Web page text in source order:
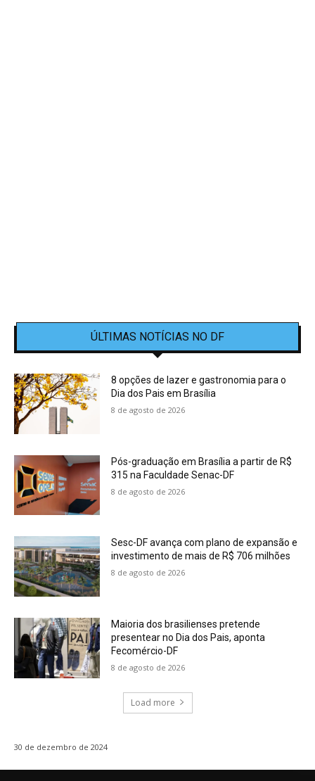
ÚLTIMAS NOTÍCIAS NO DF
8 opções de lazer e gastronomia para o
Dia dos Pais em Brasília
8 de agosto de 2026
Pós-graduação em Brasília a partir de R$
315 na Faculdade Senac-DF
8 de agosto de 2026
Sesc-DF avança com plano de expansão e
investimento de mais de R$ 706 milhões
8 de agosto de 2026
Maioria dos brasilienses pretende
presentear no Dia dos Pais, aponta
Fecomércio-DF
8 de agosto de 2026
Load more
30 de dezembro de 2024